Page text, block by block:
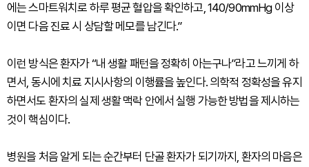
에는 스마트워치로 하루 평균 혈압을 확인하고, 140/90mmHg 이상
이면 다음 진료 시 상담할 메모를 남긴다.”
이런 방식은 환자가 “내 생활 패턴을 정확히 아는구나”라고 느끼게 하
면서, 동시에 치료 지시사항의 이행률을 높인다. 의학적 정확성을 유지
하면서도 환자의 실제 생활 맥락 안에서 실행 가능한 방법을 제시하는
것이 핵심이다.
병원을 처음 알게 되는 순간부터 단골 환자가 되기까지, 환자의 마음은